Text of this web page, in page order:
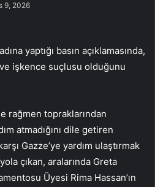
9, 2026
yaptığı basın açıklamasında,
ve işkence suçlusu olduğunu
rağmen topraklarından
atmadığını dile getiren
Gazze’ye yardım ulaştırmak
çıkan, aralarında Greta
Üyesi Rima Hassan’ın